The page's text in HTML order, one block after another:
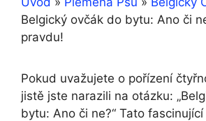
Belgický ovčák do bytu: Ano či
pravdu!
Pokud uvažujete o pořízení
jistě jste narazili na otázku:
bytu: Ano či ne?“ Tato